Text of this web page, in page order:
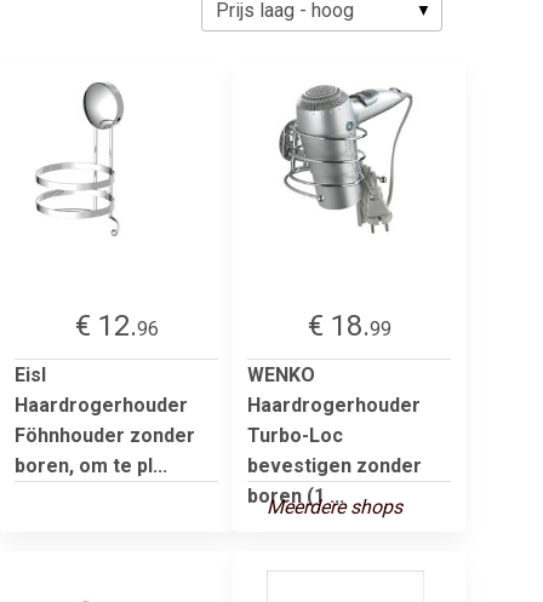
€ 12.96
Eisl
Haardrogerhouder
Föhnhouder zonder
boren, om te pl...
€ 18.99
WENKO
Haardrogerhouder
Turbo-Loc
bevestigen zonder
boren (1 ...
Meerdere shops